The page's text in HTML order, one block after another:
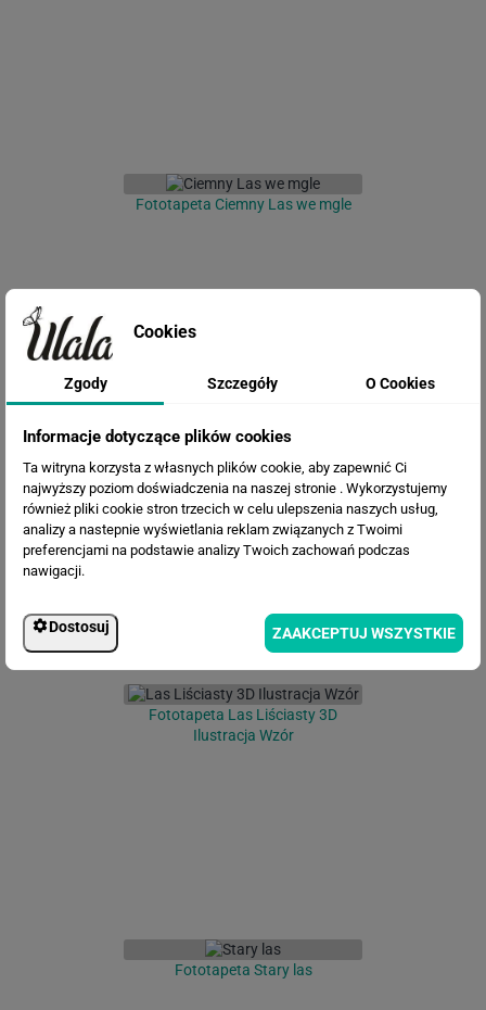
Fototapeta Ciemny Las we mgle
Fototapeta Las sosnowy
Fototapeta Las Liściasty 3D
Ilustracja Wzór
Fototapeta Stary las
Cookies
Zgody Szczegóły O Cookies
Informacje dotyczące plików cookies
Ta witryna korzysta z własnych plików cookie, aby zapewnić Ci
najwyższy poziom doświadczenia na naszej stronie . Wykorzystujemy
również pliki cookie stron trzecich w celu ulepszenia naszych usług,
analizy a nastepnie wyświetlania reklam związanych z Twoimi
preferencjami na podstawie analizy Twoich zachowań podczas
nawigacji.
Dostosuj ZAAKCEPTUJ WSZYSTKIE